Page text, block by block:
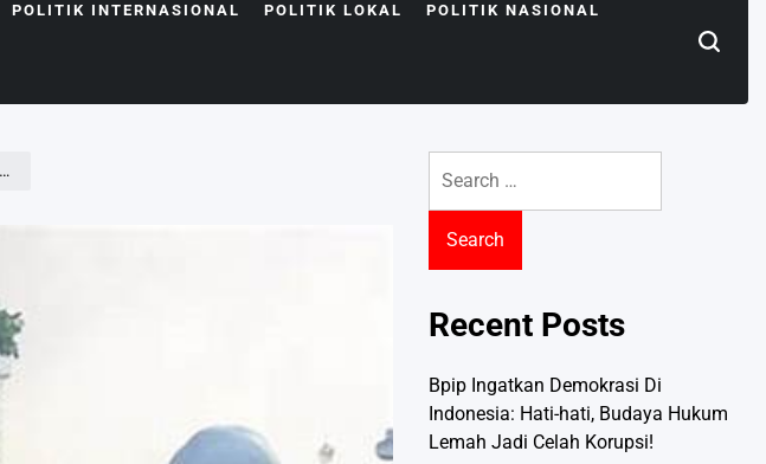
POLITIK INTERNASIONAL POLITIK LOKAL POLITIK NASIONAL
for:
Recent Posts
Bpip Ingatkan Demokrasi Di
Indonesia: Hati-hati, Budaya Hukum
Lemah Jadi Celah Korupsi!